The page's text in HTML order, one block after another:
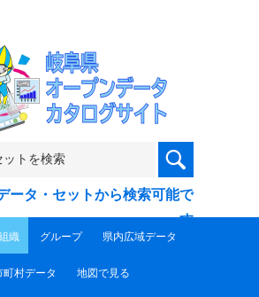
ータ・セットから検索可能で
す
織 グループ 県内広域データ
町村データ 地図で見る